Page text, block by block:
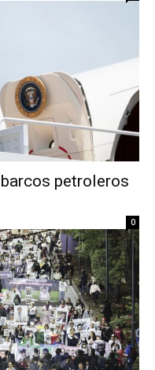
petroleros
0